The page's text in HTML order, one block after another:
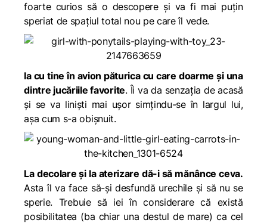
foarte curios să o descopere și va fi mai puțin
speriat de spațiul total nou pe care îl vede.
Ia cu tine în avion păturica cu care doarme și una
dintre jucăriile favorite. Îi va da senzația de acasă
și se va liniști mai ușor simțindu-se în largul lui,
așa cum s-a obișnuit.
La decolare și la aterizare dă-i să mănânce ceva.
Asta îl va face să-și desfundă urechile și să nu se
sperie. Trebuie să iei în considerare că există
posibilitatea (ba chiar una destul de mare) ca cel